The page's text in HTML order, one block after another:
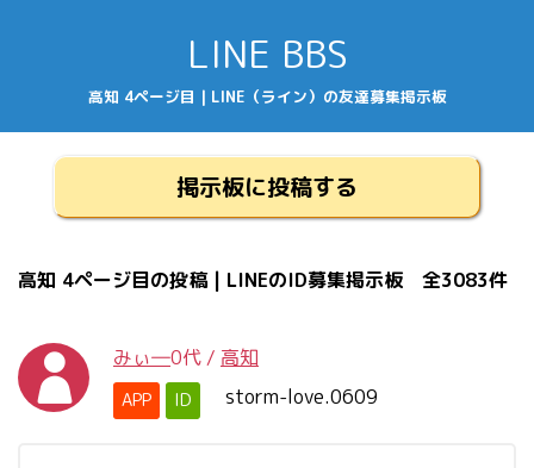
LINE BBS
高知 4ページ目 | LINE（ライン）の友達募集掲示板
掲示板に投稿する
高知 4ページ目の投稿 | LINEのID募集掲示板 全3083件
みぃ―0代 / 高知
APP ID storm-love.0609